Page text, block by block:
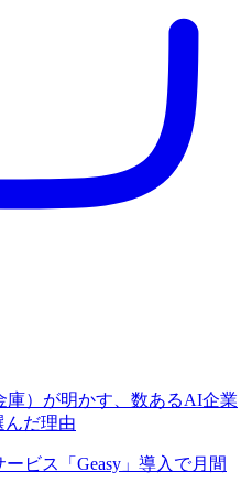
庫）が明かす、数あるAI企業
んだ理由
ビス「Geasy」導入で月間